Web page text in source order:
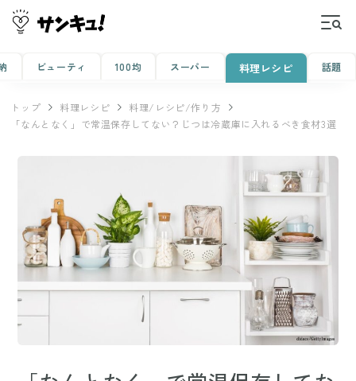
ビューティ 100均 スーパー 料理レシピ 話題
トップ 料理レシピ
料理/レシピ/作り方
「なんとなく」で常温保存してない？じつは冷蔵庫に入れるべき食材3選